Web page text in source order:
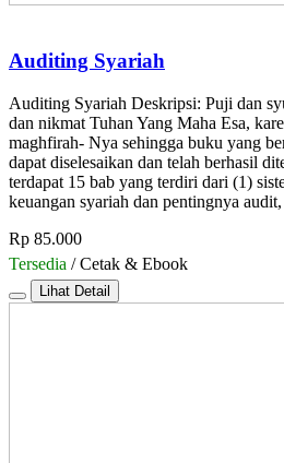
Auditing Syariah
Auditing Syariah Deskripsi: Puji dan
dan nikmat Tuhan Yang Maha Esa,
maghfirah- Nya sehingga buku yang
dapat diselesaikan dan telah berhasil
terdapat 15 bab yang terdiri dari (1)
keuangan syariah dan pentingnya
Rp 85.000
Tersedia / Cetak & Ebook
Lihat Detail